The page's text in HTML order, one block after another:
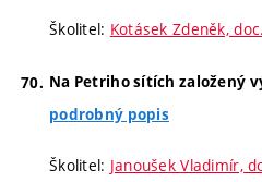
Školitel: Kotásek Zdeněk,
Na Petriho sítích založený
podrobný popis
Školitel: Janoušek Vladimír,